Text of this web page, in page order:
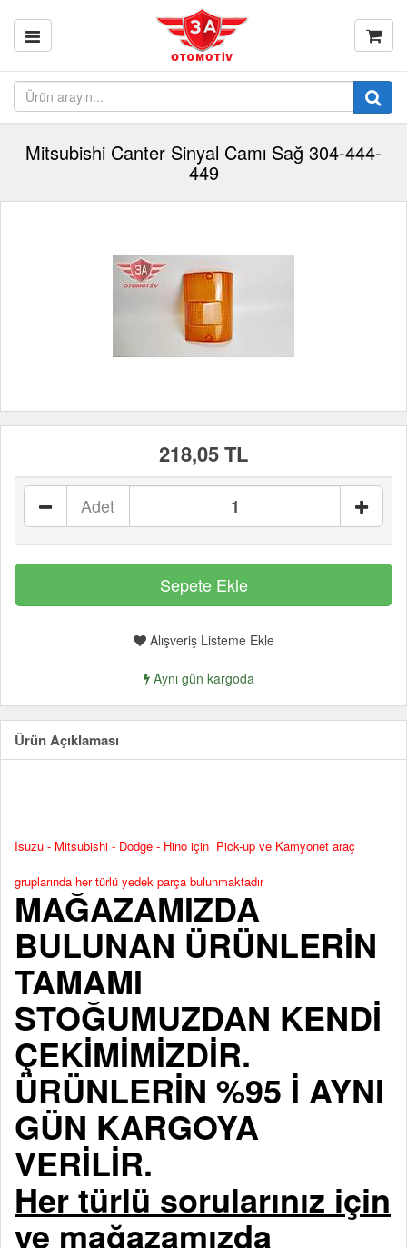
Mitsubishi Canter Sinyal Camı Sağ 304-444-
449
218,05 TL
Adet
Alışveriş Listeme Ekle
Aynı gün kargoda
Ürün Açıklaması
Isuzu - Mitsubishi - Dodge - Hino için Pick-up ve Kamyonet araç
gruplarında her türlü yedek parça bulunmaktadır
MAĞAZAMIZDA
BULUNAN ÜRÜNLERİN
TAMAMI
STOĞUMUZDAN KENDİ
ÇEKİMİMİZDİR.
ÜRÜNLERİN %95 İ AYNI
GÜN KARGOYA
VERİLİR.
Her türlü sorularınız için
ve mağazamızda